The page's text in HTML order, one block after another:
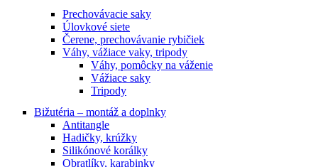
Prechovávacie saky
Úlovkové siete
Čerene, prechovávanie rybičiek
Váhy, vážiace vaky, tripody
Váhy, pomôcky na váženie
Vážiace saky
Tripody
Bižutéria – montáž a doplnky
Antitangle
Hadičky, krúžky
Silikónové korálky
Obratlíky, karabinky